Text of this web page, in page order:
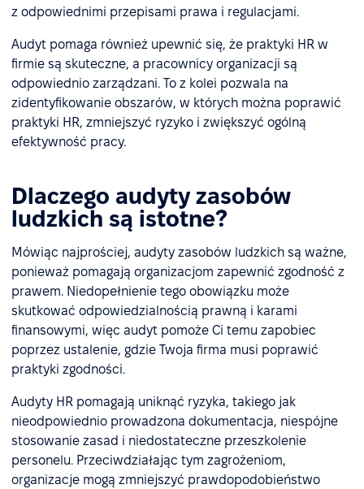
z odpowiednimi przepisami prawa i regulacjami.
Audyt pomaga również upewnić się, że praktyki HR w
firmie są skuteczne, a pracownicy organizacji są
odpowiednio zarządzani. To z kolei pozwala na
zidentyfikowanie obszarów, w których można poprawić
praktyki HR, zmniejszyć ryzyko i zwiększyć ogólną
efektywność pracy.
Dlaczego audyty zasobów
ludzkich są istotne?
Mówiąc najprościej, audyty zasobów ludzkich są ważne,
ponieważ pomagają organizacjom zapewnić zgodność z
prawem. Niedopełnienie tego obowiązku może
skutkować odpowiedzialnością prawną i karami
finansowymi, więc audyt pomoże Ci temu zapobiec
poprzez ustalenie, gdzie Twoja firma musi poprawić
praktyki zgodności.
Audyty HR pomagają uniknąć ryzyka, takiego jak
nieodpowiednio prowadzona dokumentacja, niespójne
stosowanie zasad i niedostateczne przeszkolenie
personelu. Przeciwdziałając tym zagrożeniom,
organizacje mogą zmniejszyć prawdopodobieństwo